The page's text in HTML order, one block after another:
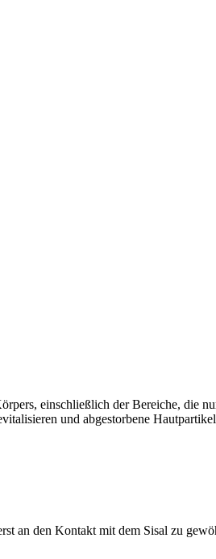
einschließlich der Bereiche, die
und abgestorbene
an den Kontakt mit dem Sisal zu